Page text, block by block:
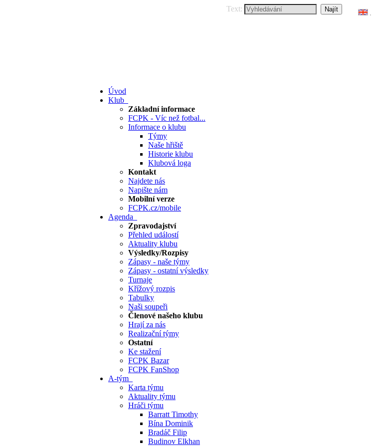
Text:
Úvod
Klub
Základní informace
FCPK - Víc než fotbal...
Informace o klubu
Týmy
Naše hřiště
Historie klubu
Klubová loga
Kontakt
Najdete nás
Napište nám
Mobilní verze
FCPK.cz/mobile
Agenda
Zpravodajství
Přehled událostí
Aktuality klubu
Výsledky/Rozpisy
Zápasy - naše týmy
Zápasy - ostatní výsledky
Turnaje
Křížový rozpis
Tabulky
Naši soupeři
Členové našeho klubu
Hrají za nás
Realizační týmy
Ostatní
Ke stažení
FCPK Bazar
FCPK FanShop
A-tým
Karta týmu
Aktuality týmu
Hráči týmu
Barratt Timothy
Bína Dominik
Bradáč Filip
Budinov Elkhan